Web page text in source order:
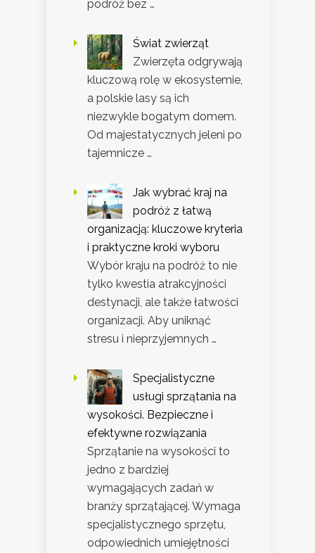
podróż bez …
Świat zwierząt
Zwierzęta odgrywają
kluczową rolę w ekosystemie,
a polskie lasy są ich
niezwykle bogatym domem.
Od majestatycznych jeleni po
tajemnicze …
Jak wybrać kraj na
podróż z łatwą
organizacją: kluczowe kryteria
i praktyczne kroki wyboru
Wybór kraju na podróż to nie
tylko kwestia atrakcyjności
destynacji, ale także łatwości
organizacji. Aby uniknąć
stresu i nieprzyjemnych …
Specjalistyczne
usługi sprzątania na
wysokości. Bezpieczne i
efektywne rozwiązania
Sprzątanie na wysokości to
jedno z bardziej
wymagających zadań w
branży sprzątającej. Wymaga
specjalistycznego sprzętu,
odpowiednich umiejętności